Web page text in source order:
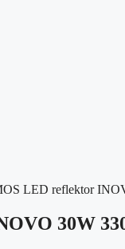
LED reflektor
30W